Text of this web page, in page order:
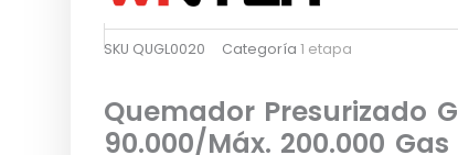
SKU QUGL0020 Categoría 1 etapa
Quemador Presurizado
90.000/Máx. 200.000